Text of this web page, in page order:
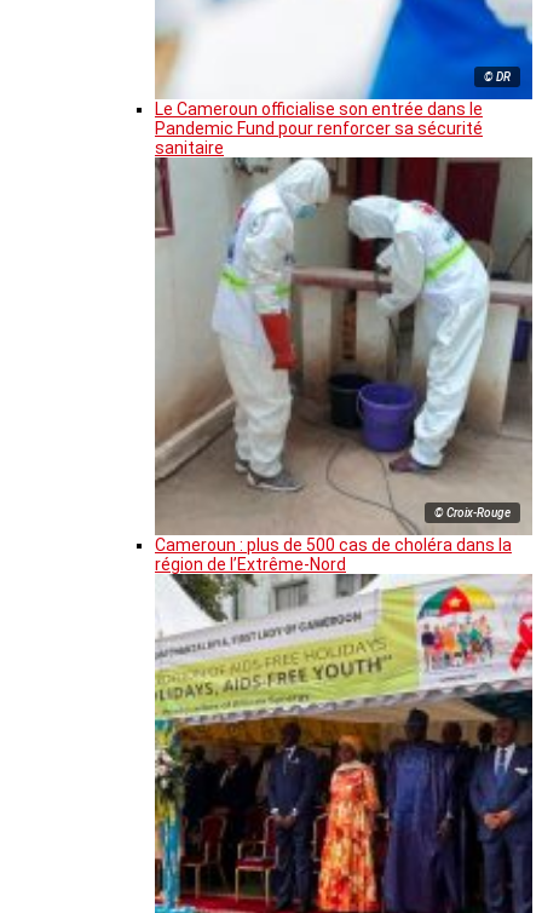
© DR
Le Cameroun officialise son entrée dans le
Pandemic Fund pour renforcer sa sécurité
sanitaire
© Croix-Rouge
Cameroun : plus de 500 cas de choléra dans la
région de l’Extrême-Nord